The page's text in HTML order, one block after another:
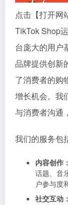
点击【打开网
TikTok Shop
台庞大的用户
品牌提供创新
了消费者的购
增长机会。我
与消费者沟通
我们的服务包
内容创作：
话题、音
户参与度
社交互动：